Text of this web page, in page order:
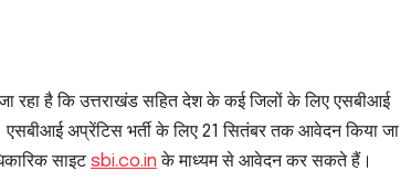
जा रहा है कि उत्तराखंड सहित देश के कई जिलों के लिए एसबीआई
अप्रेंटिस भर्ती के लिए 21 सितंबर तक आवेदन किया जा
साइटsbi.co.in के माध्यम से आवेदन कर सकते हैं।